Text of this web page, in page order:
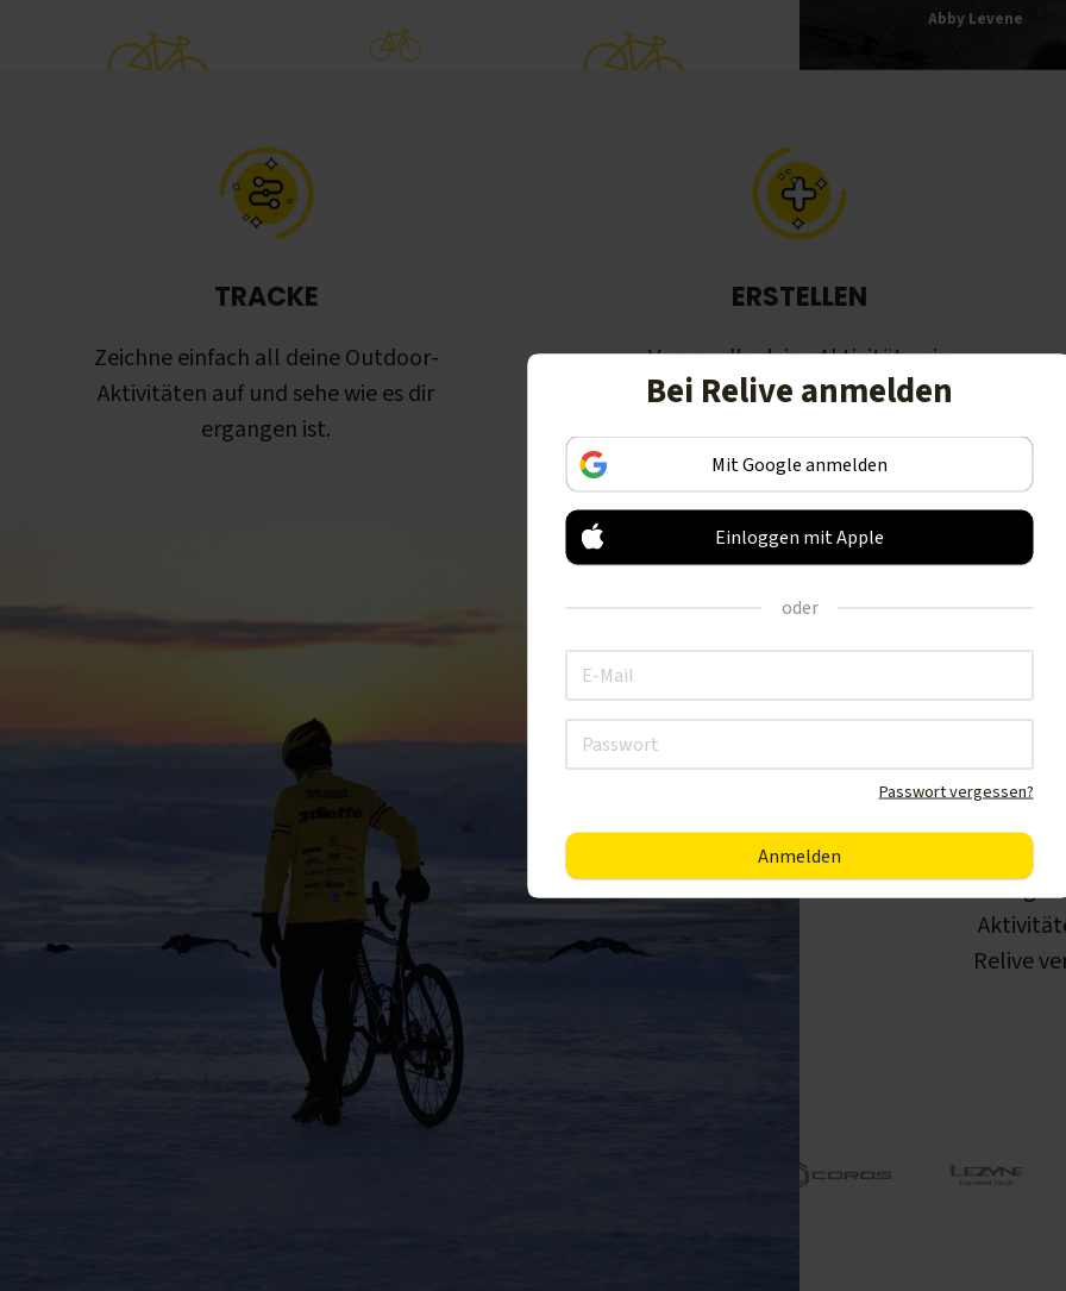
Abby Levene
TRACKE
Zeichne einfach all deine Outdoor-
Aktivitäten auf und sehe wie es dir
ergangen ist.
ERSTELLEN
Verwandle deine Aktivitäten in
schöne Geschichten, inklusive
animierte 3D-Videos.
Egal
Relive
Bei Relive anmelden
Mit Google anmelden
Einloggen mit Apple
oder
Passwort vergessen?